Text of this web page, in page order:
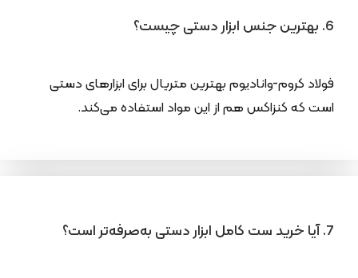
6. بهترین جنس ابزار دستی چیست؟
فولاد کروم-وانادیوم بهترین متریال برای ابزارهای دستی
است که کنزاکس هم از این مواد استفاده می‌کند.
7. آیا خرید ست کامل ابزار دستی به‌صرفه‌تر است؟